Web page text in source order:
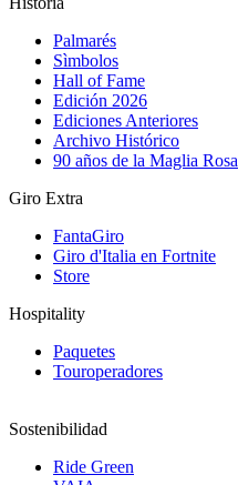
Palmarés
Sìmbolos
Hall of Fame
Edición 2026
Ediciones Anteriores
Archivo Histórico
90 años de la Maglia Rosa
Giro Extra
FantaGiro
Giro d'Italia en Fortnite
Store
Hospitality
Paquetes
Touroperadores
Sostenibilidad
Ride Green